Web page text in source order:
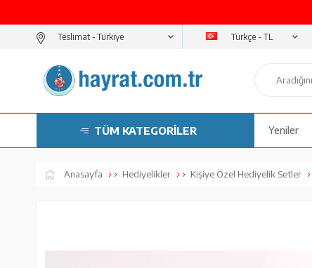
Teslimat - Türkçe - TL
TÜM KATEGORİLER Yeniler
Anasayfa Hediyelikler Kişiye Özel Hediyelik Setler